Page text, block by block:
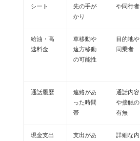
シート
先の手が
かり
や同行者
給油・高
速料金
車移動や
遠方移動
の可能性
目的地や
同乗者
通話履歴
連絡があ
った時間
帯
通話内容
や接触の
有無
現金支出
支出があ
詳細な内